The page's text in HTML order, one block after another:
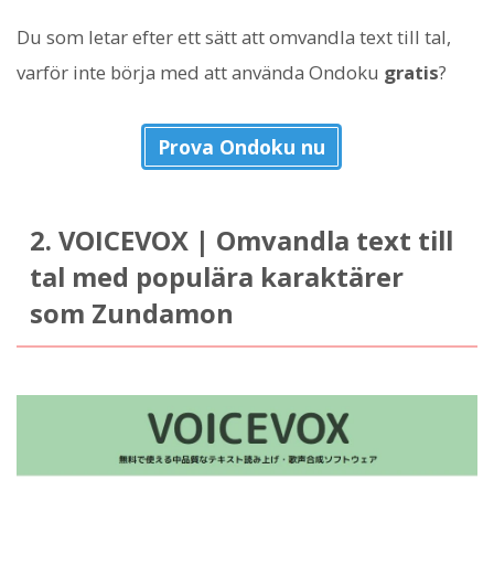
Du som letar efter ett sätt att omvandla text till tal,
varför inte börja med att använda Ondoku gratis?
Prova Ondoku nu
2. VOICEVOX | Omvandla text till
tal med populära karaktärer
som Zundamon